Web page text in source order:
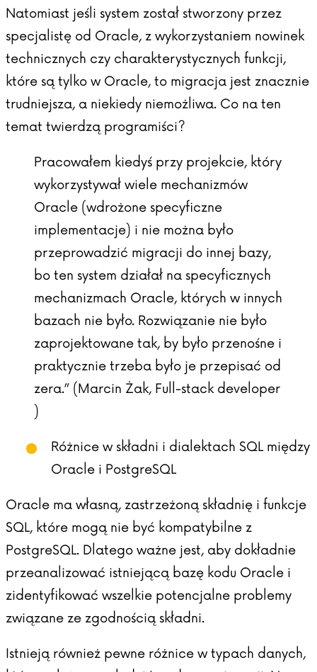
Natomiast jeśli system został stworzony przez
specjalistę od Oracle, z wykorzystaniem nowinek
technicznych czy charakterystycznych funkcji,
które są tylko w Oracle, to migracja jest znacznie
trudniejsza, a niekiedy niemożliwa. Co na ten
temat twierdzą programiści?
Pracowałem kiedyś przy projekcie, który
wykorzystywał wiele mechanizmów
Oracle (wdrożone specyficzne
implementacje) i nie można było
przeprowadzić migracji do innej bazy,
bo ten system działał na specyficznych
mechanizmach Oracle, których w innych
bazach nie było. Rozwiązanie nie było
zaprojektowane tak, by było przenośne i
praktycznie trzeba było je przepisać od
zera.” (Marcin Żak, Full-stack developer
)
Różnice w składni i dialektach SQL między
Oracle i PostgreSQL
Oracle ma własną, zastrzeżoną składnię i funkcje
SQL, które mogą nie być kompatybilne z
PostgreSQL. Dlatego ważne jest, aby dokładnie
przeanalizować istniejącą bazę kodu Oracle i
zidentyfikować wszelkie potencjalne problemy
związane ze zgodnością składni.
Istnieją również pewne różnice w typach danych,